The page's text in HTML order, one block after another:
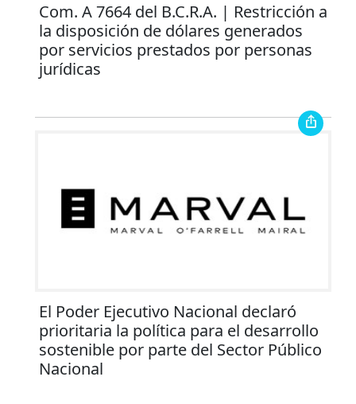
Com. A 7664 del B.C.R.A. | Restricción a
la disposición de dólares generados
por servicios prestados por personas
jurídicas
El Poder Ejecutivo Nacional declaró
prioritaria la política para el desarrollo
sostenible por parte del Sector Público
Nacional